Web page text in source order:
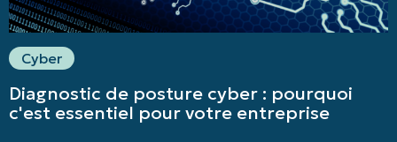
Cyber
Diagnostic de posture cyber : pourquoi
c'est essentiel pour votre entreprise